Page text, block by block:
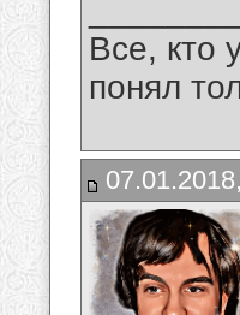
Все, кто
понял